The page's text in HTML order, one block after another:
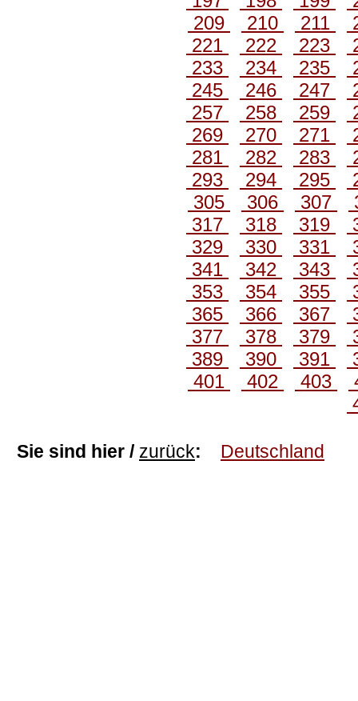
209
210 211
221
222 223
233
234 235
245
246 247
257
258 259
269
270 271
281
282 283
293
294 295
305
306 307
317
318 319
329
330 331
341
342 343
353
354 355
365
366 367
377
378 379
389
390 391
401
402 403
Sie sind hier / zurück: Deutschland